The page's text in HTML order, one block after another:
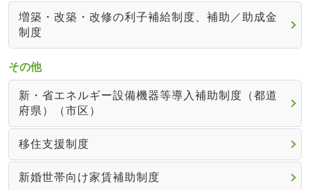
増築・改築・改修の利子補給制度、補助／助成金
制度
その他
新・省エネルギー設備機器等導入補助制度（都道
府県）（市区）
移住支援制度
新婚世帯向け家賃補助制度